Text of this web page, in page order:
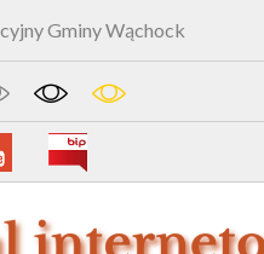
Gminy Wąchock